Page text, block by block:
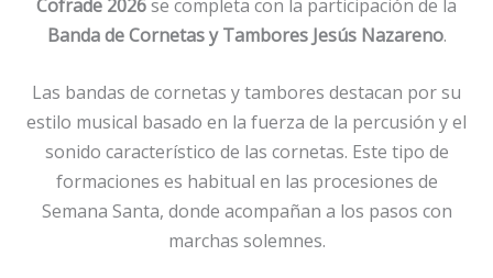
Cofrade 2026se completa con la participación de la
Banda de Cornetas y Tambores Jesús Nazareno.
Las bandas de cornetas y tambores destacan por su
estilo musical basado en la fuerza de la percusión y el
sonido característico de las cornetas. Este tipo de
formaciones es habitual en las procesiones de
Semana Santa, donde acompañan a los pasos con
marchas solemnes.